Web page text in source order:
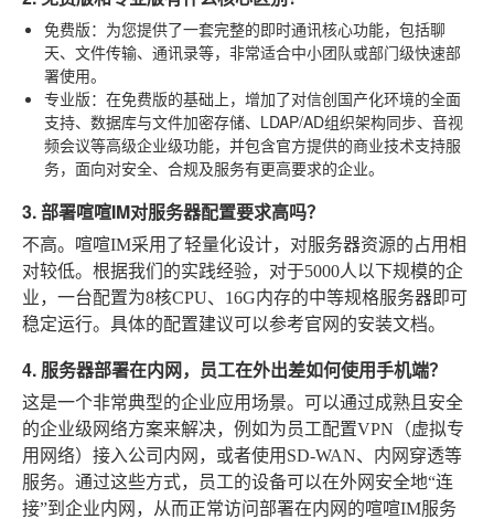
免费版：为您提供了一套完整的即时通讯核心功能，包括聊
天、文件传输、通讯录等，非常适合中小团队或部门级快速部
署使用。
专业版：在免费版的基础上，增加了对信创国产化环境的全面
支持、数据库与文件加密存储、LDAP/AD组织架构同步、音视
频会议等高级企业级功能，并包含官方提供的商业技术支持服
务，面向对安全、合规及服务有更高要求的企业。
3. 部署喧喧IM对服务器配置要求高吗？
不高。喧喧IM采用了轻量化设计，对服务器资源的占用相
对较低。根据我们的实践经验，对于5000人以下规模的企
业，一台配置为8核CPU、16G内存的中等规格服务器即可
稳定运行。具体的配置建议可以参考官网的安装文档。
4. 服务器部署在内网，员工在外出差如何使用手机端？
这是一个非常典型的企业应用场景。可以通过成熟且安全
的企业级网络方案来解决，例如为员工配置VPN（虚拟专
用网络）接入公司内网，或者使用SD-WAN、内网穿透等
服务。通过这些方式，员工的设备可以在外网安全地“连
接”到企业内网，从而正常访问部署在内网的喧喧IM服务